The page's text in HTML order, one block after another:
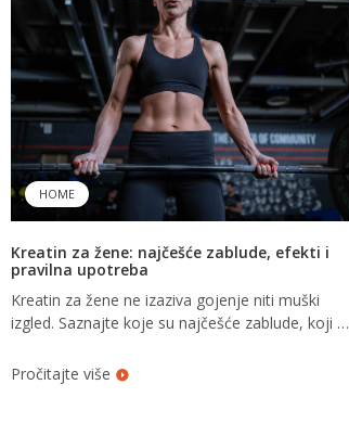
HOME
Kreatin za žene: najčešće zablude, efekti i
pravilna upotreba
Kreatin za žene ne izaziva gojenje niti muški
izgled. Saznajte koje su najčešće zablude, koji su
izabrati.
Pročitajte više